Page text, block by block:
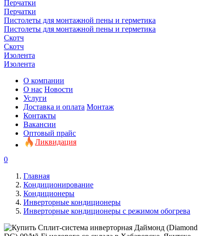
Перчатки
Перчатки
Пистолеты для монтажной пены и герметика
Пистолеты для монтажной пены и герметика
Скотч
Скотч
Изолента
Изолента
О компании
О нас Новости
Услуги
Доставка и оплата Монтаж
Контакты
Вакансии
Оптовый прайс
Ликвидация
0
Главная
Кондиционирование
Кондиционеры
Инверторные кондиционеры
Инверторные кондиционеры с режимом обогрева